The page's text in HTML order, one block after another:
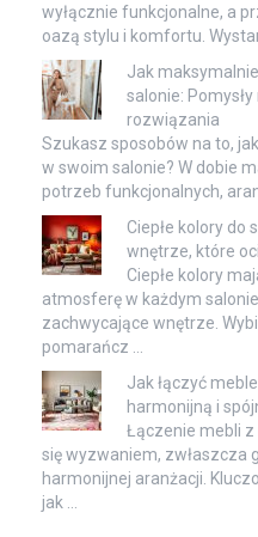
wyłącznie funkcjonalne, a
oazą stylu i komfortu.
Jak
salonie:
rozwiązania
Szukasz sposobów na to,
w swoim salonie? W dobie
potrzeb funkcjonalnych,
Ciepłe kolory do
wnętrze, które
Ciepłe kolory
atmosferę w każdym
zachwycające wnętrze.
pomarańcz …
Jak łączyć
harmonijną i
Łączenie mebli
się wyzwaniem, zwłaszcza
harmonijnej aranżacji.
jak …